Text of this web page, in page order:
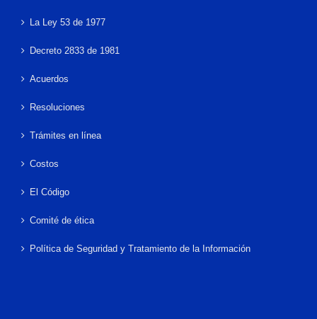
La Ley 53 de 1977
Decreto 2833 de 1981
Acuerdos
Resoluciones
Trámites en línea
Costos
El Código
Comité de ética
Política de Seguridad y Tratamiento de la Información